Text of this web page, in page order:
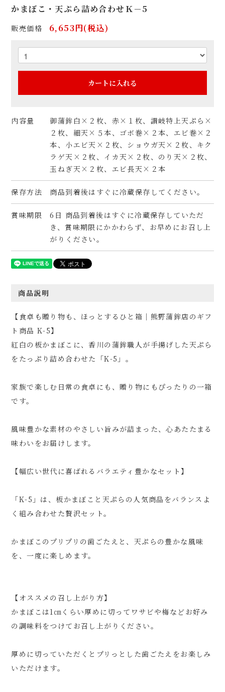
かまぼこ・天ぷら詰め合わせＫ－5
販売価格 6,653円(税込)
カートに入れる
内容量
御蒲鉾白×２枚、赤×１枚、讃岐特上天ぷら×
２枚、細天×５本、ゴボ巻×２本、エビ巻×２
本、小エビ天×２枚、ショウガ天×２枚、キク
ラゲ天×２枚、イカ天×２枚、のり天×２枚、
玉ねぎ天×２枚、エビ長天×２本
保存方法 商品到着後はすぐに冷蔵保存してください。
賞味期限
6日 商品到着後はすぐに冷蔵保存していただ
き、賞味期限にかかわらず、お早めにお召し上
がりください。
商品説明
【食卓も贈り物も、ほっとするひと箱│熊野蒲鉾店のギフ
ト商品 K-5】
紅白の板かまぼこに、香川の蒲鉾職人が手揚げした天ぷら
をたっぷり詰め合わせた「K-5」。
家族で楽しむ日常の食卓にも、贈り物にもぴったりの一箱
です。
風味豊かな素材のやさしい旨みが詰まった、心あたたまる
味わいをお届けします。
【幅広い世代に喜ばれるバラエティ豊かなセット】
「K-5」は、板かまぼこと天ぷらの人気商品をバランスよ
く組み合わせた贅沢セット。
かまぼこのプリプリの歯ごたえと、天ぷらの豊かな風味
を、一度に楽しめます。
【オススメの召し上がり方】
かまぼこは1㎝くらい厚めに切ってワサビや梅などお好み
の調味料をつけてお召し上がりください。
厚めに切っていただくとプリっとした歯ごたえをお楽しみ
いただけます。